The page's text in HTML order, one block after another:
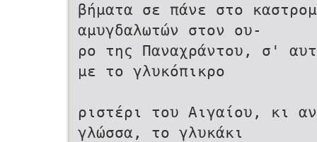
βήματα σε πάνε στο
αμυγδαλωτών στον ου-
ρο της Παναχράντου, σ'
με το γλυκόπικρο
ριστέρι του Αιγαίου, κι
γλώσσα, το γλυκάκι